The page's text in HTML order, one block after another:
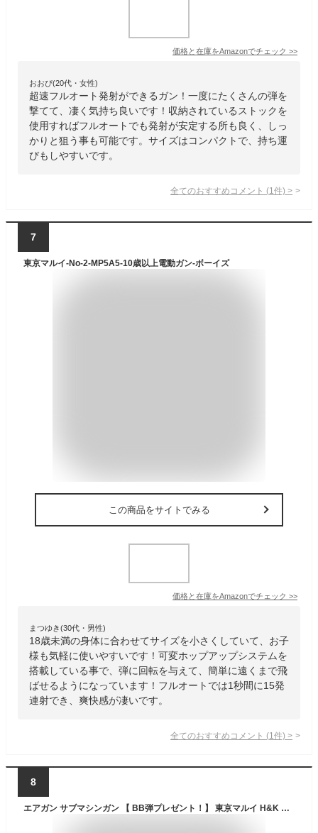
価格と在庫をAmazonでチェック >>
おおぴ(20代・女性)
超速フルオート発射ができるガン！一度にたくさんの弾を
撃てて、凄く気持ち良いです！収納されているストックを
使用すればフルオートでも発射が安定する所も良く、しっ
かりと狙う事も可能です。サイズはコンパクトで、持ち運
びもしやすいです。
全てのおすすめコメント (1 件) >
7
東京マルイ-No-2-MP5A5-10歳以上電動ガン-ボーイズ
この商品をサイトでみる
価格と在庫をAmazonでチェック >>
まつゆき(30代・男性)
18歳未満の身体に合わせてサイズを小さくしていて、お子
様も気軽に使いやすいです！可変ホップアップシステムを
搭載している事で、弾に回転を与えて、簡単に遠くまで飛
ばせるようになっています！フルオートでは1秒間に15発
連射でき、爽快感が凄いです。
全てのおすすめコメント (1 件) >
8
エアガン サブマシンガン 【 BB弾プレゼント！】 東京マルイ H&K MP5A5 電動ガン BOYs 電動 ガン PDW エアソフトガン ホビー ミリタリー エアーガン サバイバルゲーム サバゲー 女子 男子 初心者 景品 対象年令10歳以上 ☆ プレゼント ギフト 防災 災害